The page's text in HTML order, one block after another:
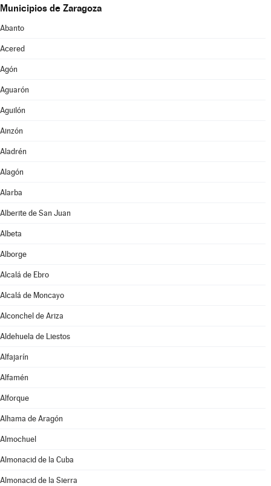
Municipios de Zaragoza
Abanto
Acered
Agón
Aguarón
Aguilón
Ainzón
Aladrén
Alagón
Alarba
Alberite de San Juan
Albeta
Alborge
Alcalá de Ebro
Alcalá de Moncayo
Alconchel de Ariza
Aldehuela de Liestos
Alfajarín
Alfamén
Alforque
Alhama de Aragón
Almochuel
Almonacid de la Cuba
Almonacid de la Sierra